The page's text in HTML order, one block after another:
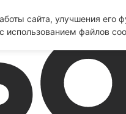
сайта, улучшения его
использованием файлов